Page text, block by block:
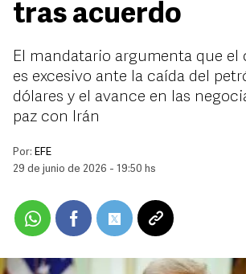
tras acuerdo
El mandatario argumenta que el
es excesivo ante la caída del
dólares y el avance en las
paz con Irán
Por: EFE
29 de junio de 2026 - 19:50 hs